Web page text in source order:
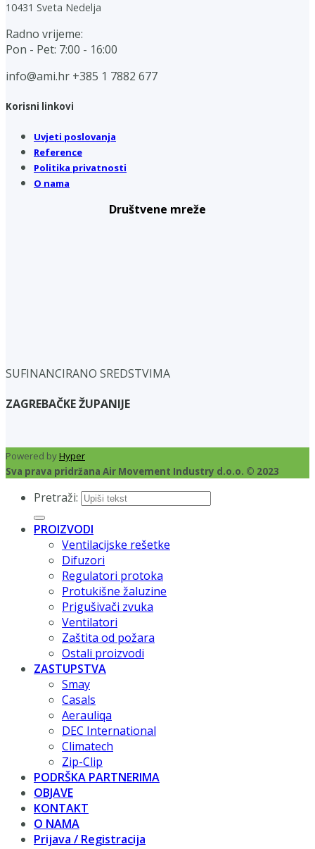
10431 Sveta Nedelja
Radno vrijeme:
Pon - Pet: 7:00 - 16:00
info@ami.hr +385 1 7882 677
Korisni linkovi
Uvjeti poslovanja
Reference
Politika privatnosti
O nama
Društvene mreže
SUFINANCIRANO SREDSTVIMA
ZAGREBAČKE ŽUPANIJE
Powered byHyper
Sva prava pridržana Air Movement Industry d.o.o. © 2023
Pretraži:
PROIZVODI
Ventilacijske rešetke
Difuzori
Regulatori protoka
Protukišne žaluzine
Prigušivači zvuka
Ventilatori
Zaštita od požara
Ostali proizvodi
ZASTUPSTVA
Smay
Casals
Aerauliqa
DEC International
Climatech
Zip-Clip
PODRŠKA PARTNERIMA
OBJAVE
KONTAKT
O NAMA
Prijava / Registracija